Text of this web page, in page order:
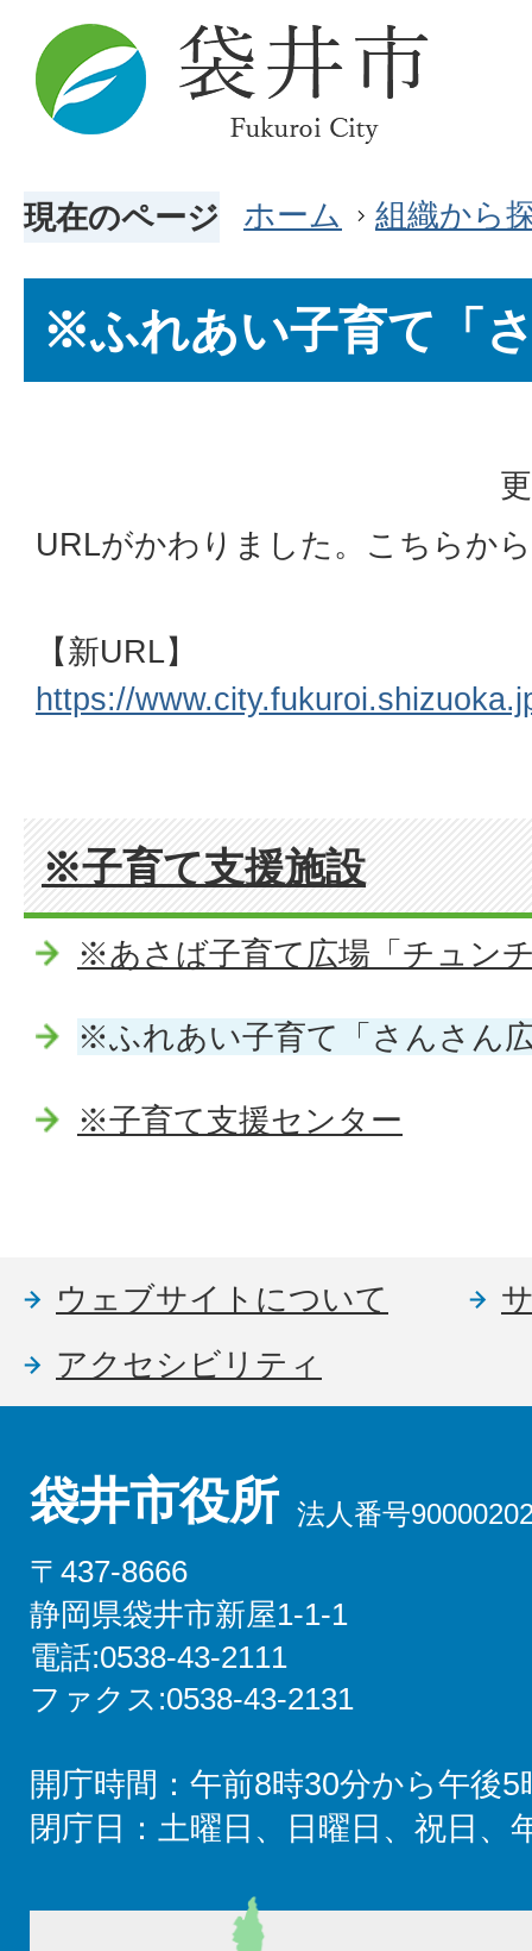
現在のページ ホーム 組織から
※ふれあい子育て「
URLがかわりました。こちらか
【新URL】
https://
※子育て支援施設
※あさば子育て広場「チュン
※ふれあい子育て「さんさん
※子育て支援センター
ウェブサイトについて
アクセシビリティ
袋井市役所 法人番号
〒437-8666
静岡県袋井市新屋1-1-1
電話:0538-43-2111
ファクス:0538-43-2131
開庁時間：午前8時30分から午後5
閉庁日：土曜日、日曜日、祝日、